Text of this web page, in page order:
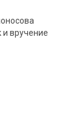
вручение